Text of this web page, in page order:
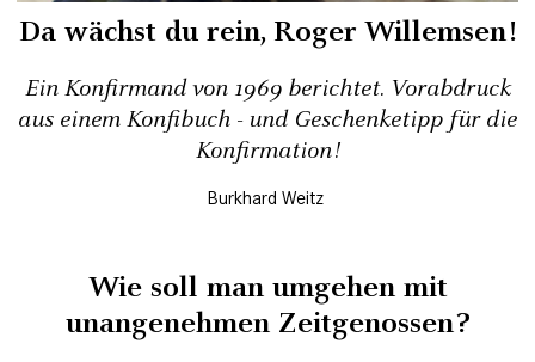
Da wächst du rein, Roger Willemsen!
Ein Konfirmand von 1969 berichtet. Vorabdruck
aus einem Konfibuch - und Geschenketipp für die
Konfirmation!
Burkhard Weitz
Wie soll man umgehen mit
unangenehmen Zeitgenossen?